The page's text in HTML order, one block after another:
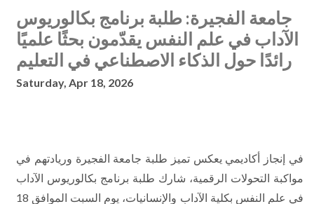
جامعة الفجيرة: طلبة برنامج بكالوريوس
الآداب في علم النفس يقدّمون بحثًا علميًا
رائدًا حول الذكاء الاصطناعي في التعليم
Saturday, Apr 18, 2026
في إنجاز أكاديمي يعكس تميز طلبة جامعة الفجيرة وريادتهم في
مواكبة التحولات الرقمية، شارك طلبة برنامج بكالوريوس الآداب
في علم النفس بكلية الآداب والإنسانيات، يوم السبت الموافق 18